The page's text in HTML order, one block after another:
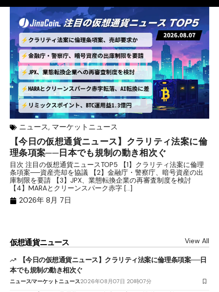
ニュース, マーケットニュース
【今日の仮想通貨ニュース】クラリティ法案に倫
理条項案──日本でも規制の動き相次ぐ
目次 注目の仮想通貨ニュースTOP5 【1】クラリティ法案に倫理
条項案──資産売却を協議 【2】金融庁・警察庁、暗号資産の出
庫制限を要請 【3】JPX、業態転換企業の再審査制度を検討
【4】MARAとクリーンスパーク赤字 […]
2026年 8月 7日
仮想通貨ニュース View All
【今日の仮想通貨ニュース】クラリティ法案に倫理条項案──日
本でも規制の動き相次ぐ
ニュースマーケットニュース2026年08月07日 20時07分